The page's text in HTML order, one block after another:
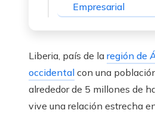
Empresarial
Liberia, país de la región de
occidental con una
alrededor de 5 millones de
vive una relación estrecha